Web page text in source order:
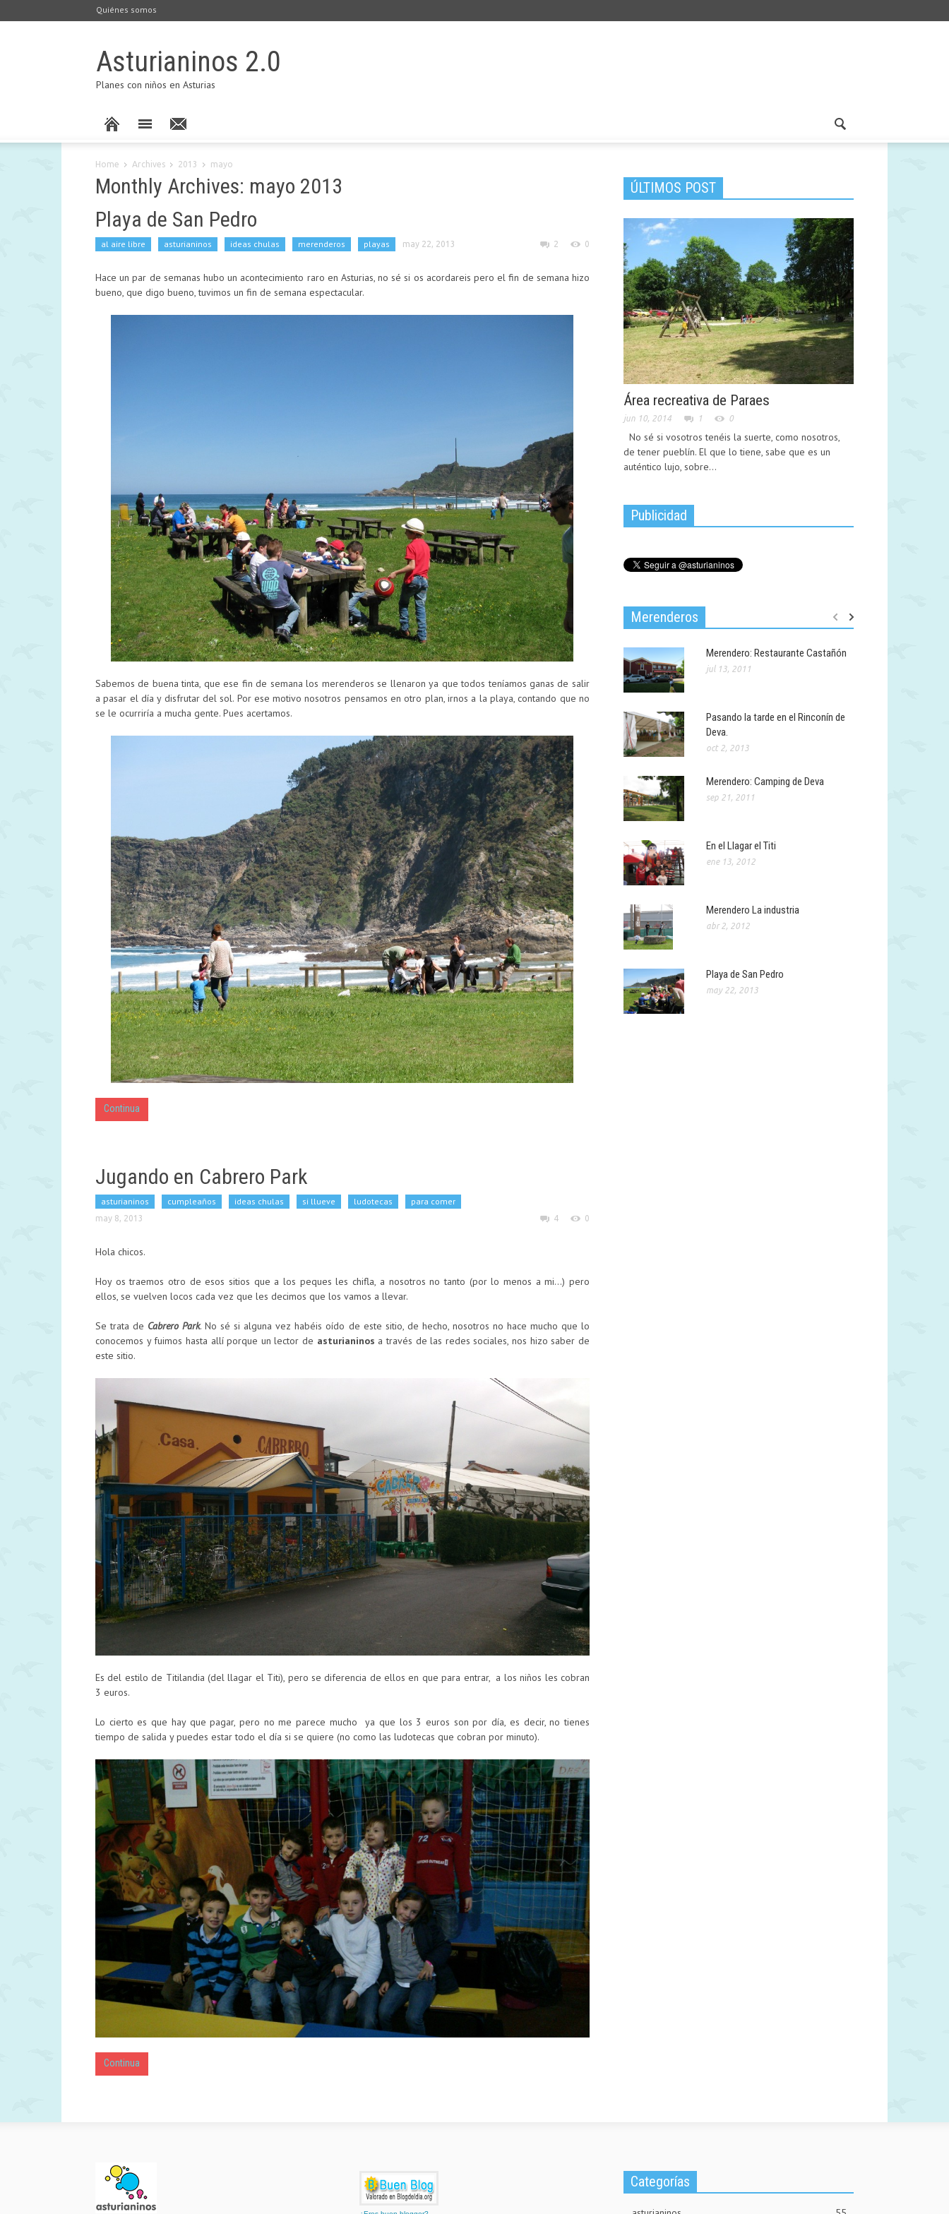
Quiénes somos
Asturianinos 2.0
Planes con niños en Asturias
Home Archives 2013 mayo
Monthly Archives: mayo 2013
Playa de San Pedro
al aire libre asturianinos ideas chulas merenderos playas may 22, 2013 2 0
Hace un par de semanas hubo un acontecimiento raro en Asturias, no sé si os acordareis pero el fin de semana hizo
bueno, que digo bueno, tuvimos un fin de semana espectacular.
Sabemos de buena tinta, que ese fin de semana los merenderos se llenaron ya que todos teníamos ganas de salir
a pasar el día y disfrutar del sol. Por ese motivo nosotros pensamos en otro plan, irnos a la playa, contando que no
se le ocurriría a mucha gente. Pues acertamos.
Continua
Jugando en Cabrero Park
asturianinos cumpleaños ideas chulas si llueve ludotecas para comer
may 8, 2013 4 0
Hola chicos.
Hoy os traemos otro de esos sitios que a los peques les chifla, a nosotros no tanto (por lo menos a mi…) pero
ellos, se vuelven locos cada vez que les decimos que los vamos a llevar.
Se trata de Cabrero Park. No sé si alguna vez habéis oído de este sitio, de hecho, nosotros no hace mucho que lo
conocemos y fuimos hasta allí porque un lector de asturianinos a través de las redes sociales, nos hizo saber de
este sitio.
Es del estilo de Titilandia (del llagar el Titi), pero se diferencia de ellos en que para entrar, a los niños les cobran
3 euros.
Lo cierto es que hay que pagar, pero no me parece mucho ya que los 3 euros son por día, es decir, no tienes
tiempo de salida y puedes estar todo el día si se quiere (no como las ludotecas que cobran por minuto).
Continua
ÚLTIMOS POST
Área recreativa de Paraes
jun 10, 2014 1 0
No sé si vosotros tenéis la suerte, como nosotros,
de tener pueblín. El que lo tiene, sabe que es un
auténtico lujo, sobre...
Publicidad
Merenderos
Merendero: Restaurante Castañón
jul 13, 2011
Pasando la tarde en el Rinconín de
Deva.
oct 2, 2013
Merendero: Camping de Deva
sep 21, 2011
En el Llagar el Titi
ene 13, 2012
Merendero La industria
abr 2, 2012
Playa de San Pedro
may 22, 2013
Categorías